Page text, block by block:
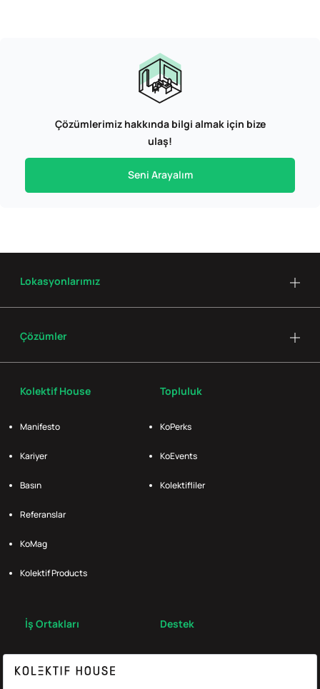
Çözümlerimiz hakkında bilgi almak için bize
ulaş!
Seni Arayalım
Kolektif House
Manifesto
Kariyer
Basın
Referanslar
KoMag
Kolektif Products
Topluluk
KoPerks
KoEvents
Kolektifliler
İş Ortakları Destek
Lokasyonlarımız
Çözümler